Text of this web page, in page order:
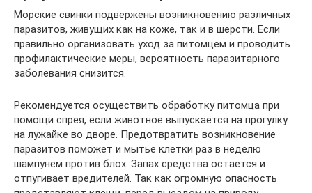
Морские свинки подвержены возникновению различных
паразитов, живущих как на коже, так и в шерсти. Если
правильно организовать уход за питомцем и проводить
профилактические меры, вероятность паразитарного
заболевания снизится.
Рекомендуется осуществить обработку питомца при
помощи спрея, если животное выпускается на прогулку
на лужайке во дворе. Предотвратить возникновение
паразитов поможет и мытье клетки раз в неделю
шампунем против блох. Запах средства остается и
отпугивает вредителей. Так как огромную опасность